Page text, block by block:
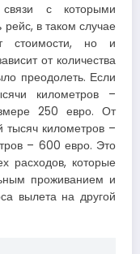
с которыми
в таком случае
стоимости, но и
от количества
преодолеть. Если
километров –
250 евро. От
тысяч километров –
– 600 евро. Это
расходов, которые
проживанием и
вылета на другой